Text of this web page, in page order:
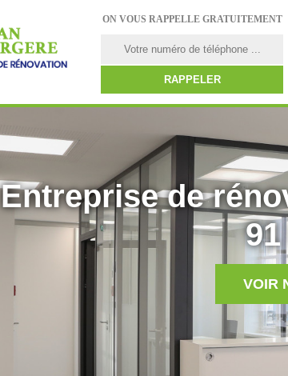
ON VOUS RAPPELLE GRATUITEMENT
Entreprise de
VOIR